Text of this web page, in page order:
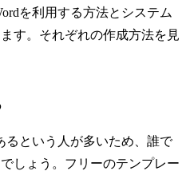
を利用する方法とシステム
す。それぞれの作成方法を見
るという人が多いため、誰で
しょう。フリーのテンプレー